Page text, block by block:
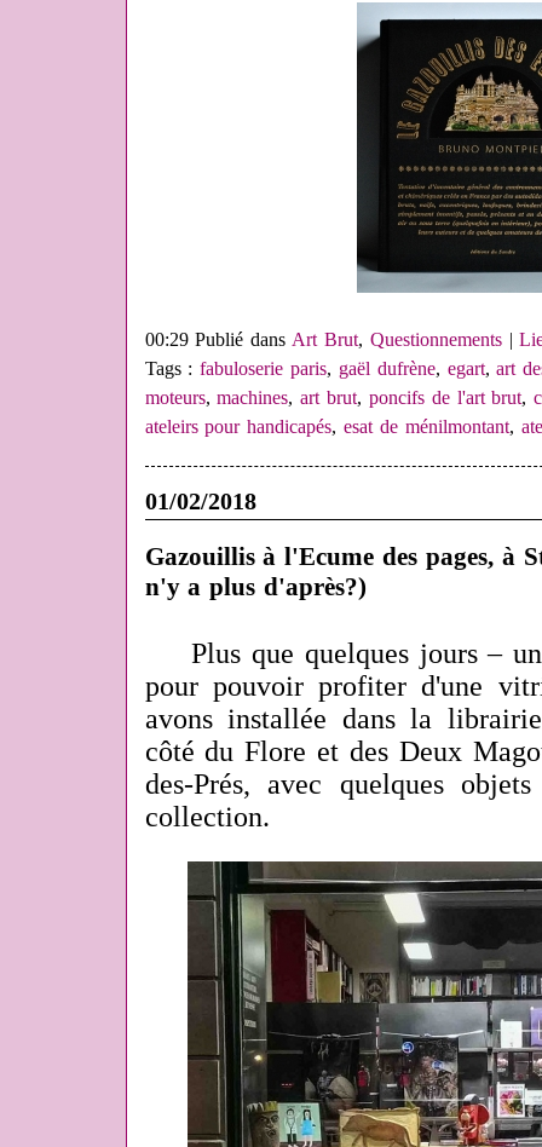
00:29 Publié dansArt Brut, Questionnements|
Tags :fabuloserie paris, gaël dufrène, egart,art
moteurs,machines,art brut, poncifs de l'art brut,
ateleirs pour handicapés,esat de ménilmontant,
01/02/2018
Gazouillis à l'Ecume des pages, à
n'y a plus d'après?)
Plus que quelques jours –
pour pouvoir profiter d'une
avons installée dans la
côté du Flore et des Deux
des-Prés, avec quelques
collection.